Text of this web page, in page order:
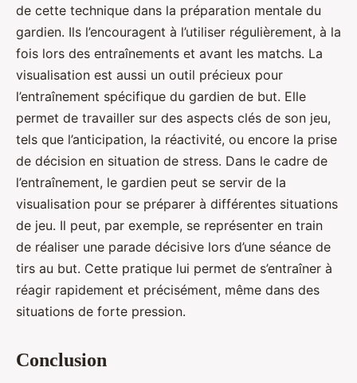
de cette technique dans la préparation mentale du
gardien. Ils l’encouragent à l’utiliser régulièrement, à la
fois lors des entraînements et avant les matchs. La
visualisation est aussi un outil précieux pour
l’entraînement spécifique du gardien de but. Elle
permet de travailler sur des aspects clés de son jeu,
tels que l’anticipation, la réactivité, ou encore la prise
de décision en situation de stress. Dans le cadre de
l’entraînement, le gardien peut se servir de la
visualisation pour se préparer à différentes situations
de jeu. Il peut, par exemple, se représenter en train
de réaliser une parade décisive lors d’une séance de
tirs au but. Cette pratique lui permet de s’entraîner à
réagir rapidement et précisément, même dans des
situations de forte pression.
Conclusion